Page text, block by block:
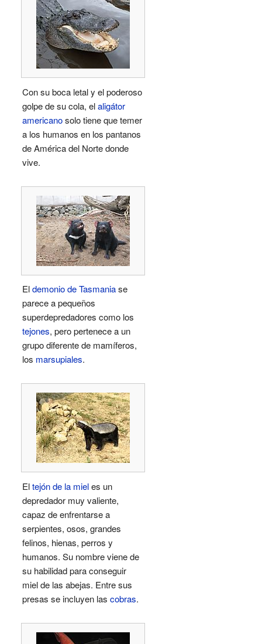
Con su boca letal y el poderoso
golpe de su cola, elaligátor
americanosolo tiene que temer
a los humanos en los pantanos
de América del Norte donde
vive.
Eldemonio de Tasmaniase
parece a pequeños
superdepredadores como los
tejones, pero pertenece a un
grupo diferente de mamíferos,
los marsupiales.
Eltejón de la mieles un
depredador muy valiente,
capaz de enfrentarse a
serpientes, osos, grandes
felinos, hienas, perros y
humanos. Su nombre viene de
su habilidad para conseguir
miel de las abejas. Entre sus
presas se incluyen las cobras.